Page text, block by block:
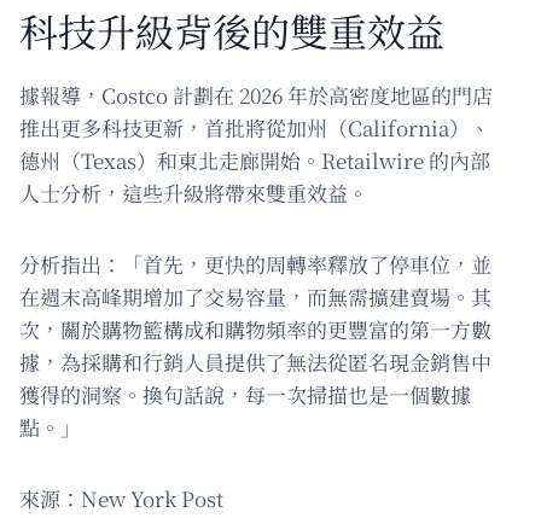
科技升級背後的雙重效益
據報導，Costco 計劃在 2026 年於高密度地區的門店
推出更多科技更新，首批將從加州（California）、
德州（Texas）和東北走廊開始。Retailwire 的內部
人士分析，這些升級將帶來雙重效益。
分析指出：「首先，更快的周轉率釋放了停車位，並
在週末高峰期增加了交易容量，而無需擴建賣場。其
次，關於購物籃構成和購物頻率的更豐富的第一方數
據，為採購和行銷人員提供了無法從匿名現金銷售中
獲得的洞察。換句話說，每一次掃描也是一個數據
點。」
來源：New York Post